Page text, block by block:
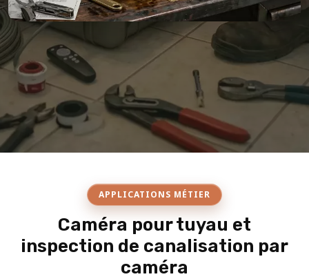
APPLICATIONS MÉTIER
Caméra pour tuyau et
inspection de canalisation par
caméra